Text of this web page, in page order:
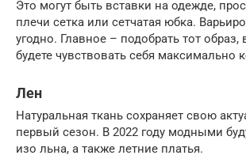
Это могут быть вставки на одежде,
плечи сетка или сетчатая юбка.
угодно. Главное – подобрать тот
будете чувствовать себя максимально
Лен
Натуральная ткань сохраняет свою
первый сезон. В 2022 году модными
изо льна, а также летние платья.